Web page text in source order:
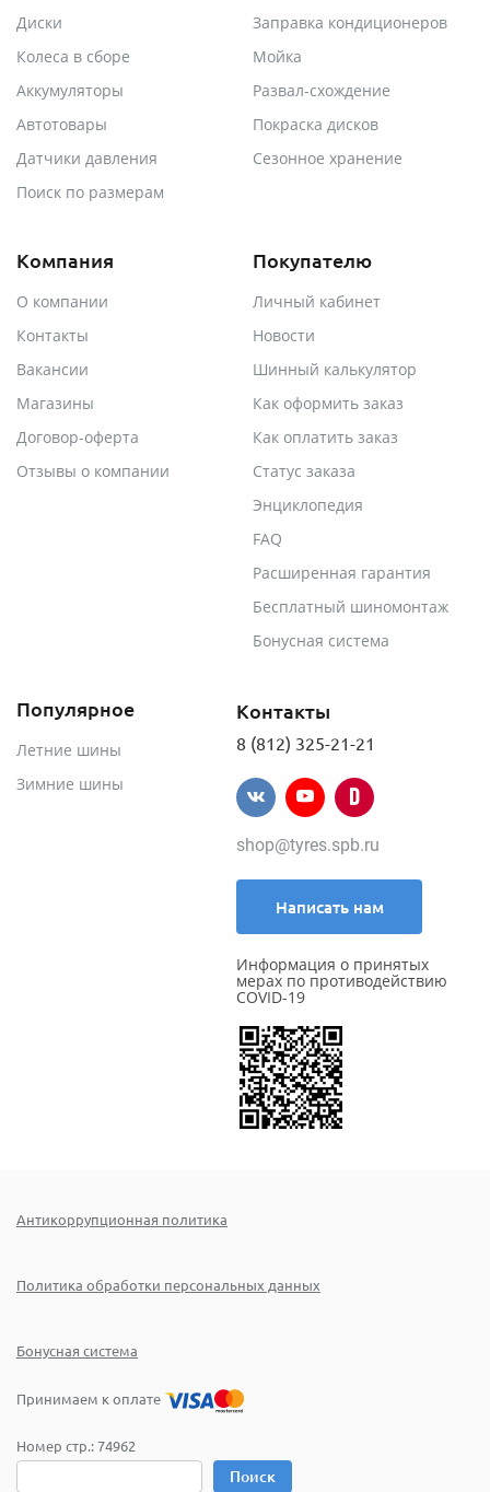
Диски
Колеса в сборе
Аккумуляторы
Автотовары
Датчики давления
Поиск по размерам
Заправка кондиционеров
Мойка
Развал-схождение
Покраска дисков
Сезонное хранение
Компания
О компании
Контакты
Вакансии
Магазины
Договор-оферта
Отзывы о компании
Покупателю
Личный кабинет
Новости
Шинный калькулятор
Как оформить заказ
Как оплатить заказ
Статус заказа
Энциклопедия
FAQ
Расширенная гарантия
Бесплатный шиномонтаж
Бонусная система
Популярное
Летние шины
Зимние шины
Контакты
8 (812) 325-21-21
shop@tyres.spb.ru
Написать нам
Информация о принятых
мерах по противодействию
COVID-19
Антикоррупционная политика
Политика обработки персональных данных
Бонусная система
Принимаем к оплате
Номер стр.:74962
Поиск